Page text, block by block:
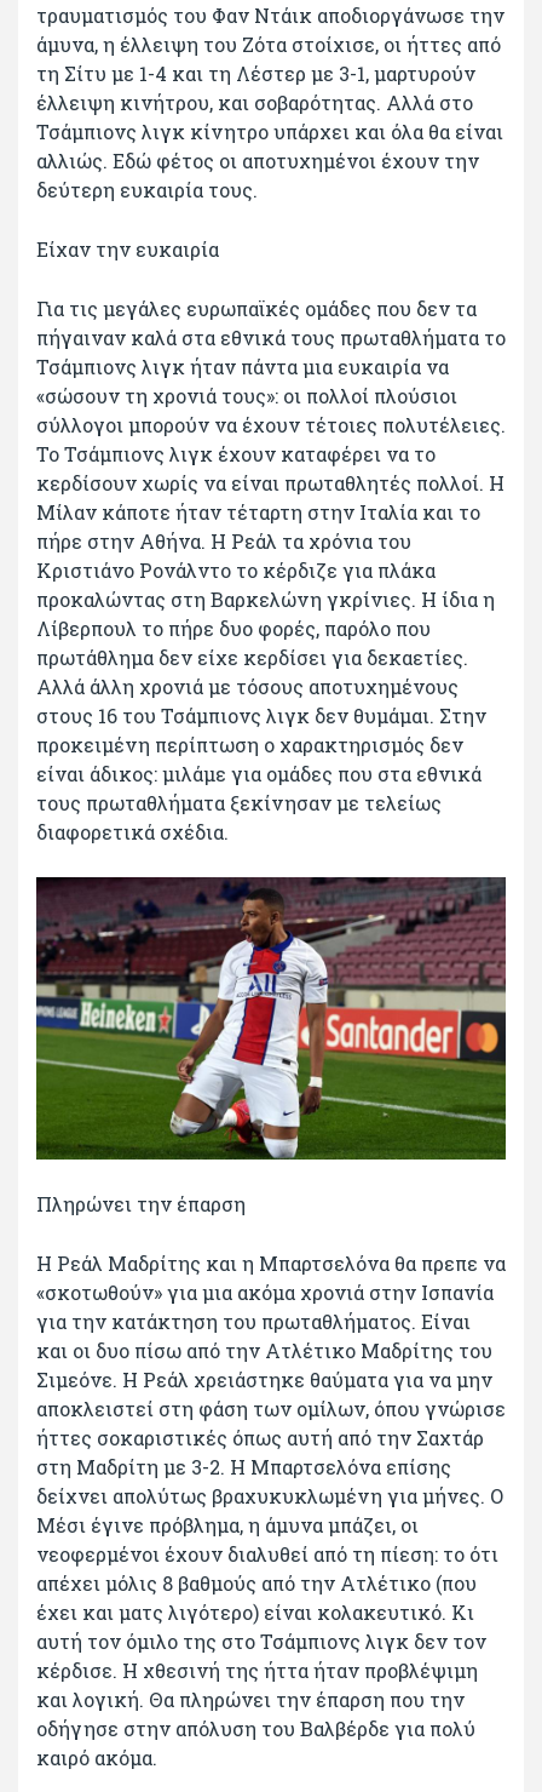
τραυματισμός του Φαν Ντάικ αποδιοργάνωσε την
άμυνα, η έλλειψη του Ζότα στοίχισε, οι ήττες από
τη Σίτυ με 1-4 και τη Λέστερ με 3-1, μαρτυρούν
έλλειψη κινήτρου, και σοβαρότητας. Αλλά στο
Τσάμπιονς λιγκ κίνητρο υπάρχει και όλα θα είναι
αλλιώς. Εδώ φέτος οι αποτυχημένοι έχουν την
δεύτερη ευκαιρία τους.
Είχαν την ευκαιρία
Για τις μεγάλες ευρωπαϊκές ομάδες που δεν τα
πήγαιναν καλά στα εθνικά τους πρωταθλήματα το
Τσάμπιονς λιγκ ήταν πάντα μια ευκαιρία να
«σώσουν τη χρονιά τους»: οι πολλοί πλούσιοι
σύλλογοι μπορούν να έχουν τέτοιες πολυτέλειες.
Το Τσάμπιονς λιγκ έχουν καταφέρει να το
κερδίσουν χωρίς να είναι πρωταθλητές πολλοί. Η
Μίλαν κάποτε ήταν τέταρτη στην Ιταλία και το
πήρε στην Αθήνα. Η Ρεάλ τα χρόνια του
Κριστιάνο Ρονάλντο το κέρδιζε για πλάκα
προκαλώντας στη Βαρκελώνη γκρίνιες. Η ίδια η
Λίβερπουλ το πήρε δυο φορές, παρόλο που
πρωτάθλημα δεν είχε κερδίσει για δεκαετίες.
Αλλά άλλη χρονιά με τόσους αποτυχημένους
στους 16 του Τσάμπιονς λιγκ δεν θυμάμαι. Στην
προκειμένη περίπτωση ο χαρακτηρισμός δεν
είναι άδικος: μιλάμε για ομάδες που στα εθνικά
τους πρωταθλήματα ξεκίνησαν με τελείως
διαφορετικά σχέδια.
Πληρώνει την έπαρση
Η Ρεάλ Μαδρίτης και η Μπαρτσελόνα θα πρεπε να
«σκοτωθούν» για μια ακόμα χρονιά στην Ισπανία
για την κατάκτηση του πρωταθλήματος. Είναι
και οι δυο πίσω από την Ατλέτικο Μαδρίτης του
Σιμεόνε. Η Ρεάλ χρειάστηκε θαύματα για να μην
αποκλειστεί στη φάση των ομίλων, όπου γνώρισε
ήττες σοκαριστικές όπως αυτή από την Σαχτάρ
στη Μαδρίτη με 3-2. Η Μπαρτσελόνα επίσης
δείχνει απολύτως βραχυκυκλωμένη για μήνες. Ο
Μέσι έγινε πρόβλημα, η άμυνα μπάζει, οι
νεοφερμένοι έχουν διαλυθεί από τη πίεση: το ότι
απέχει μόλις 8 βαθμούς από την Ατλέτικο (που
έχει και ματς λιγότερο) είναι κολακευτικό. Κι
αυτή τον όμιλο της στο Τσάμπιονς λιγκ δεν τον
κέρδισε. Η χθεσινή της ήττα ήταν προβλέψιμη
και λογική. Θα πληρώνει την έπαρση που την
οδήγησε στην απόλυση του Βαλβέρδε για πολύ
καιρό ακόμα.